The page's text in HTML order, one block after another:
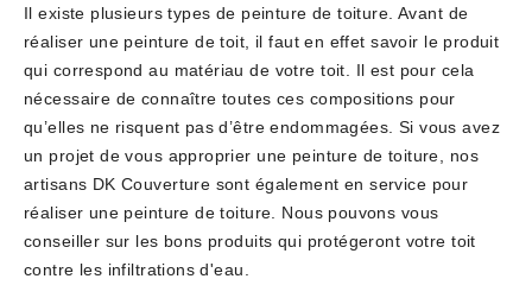
Il existe plusieurs types de peinture de toiture. Avant de
réaliser une peinture de toit, il faut en effet savoir le produit
qui correspond au matériau de votre toit. Il est pour cela
nécessaire de connaître toutes ces compositions pour
qu’elles ne risquent pas d’être endommagées. Si vous avez
un projet de vous approprier une peinture de toiture, nos
artisans DK Couverture sont également en service pour
réaliser une peinture de toiture. Nous pouvons vous
conseiller sur les bons produits qui protégeront votre toit
contre les infiltrations d'eau.